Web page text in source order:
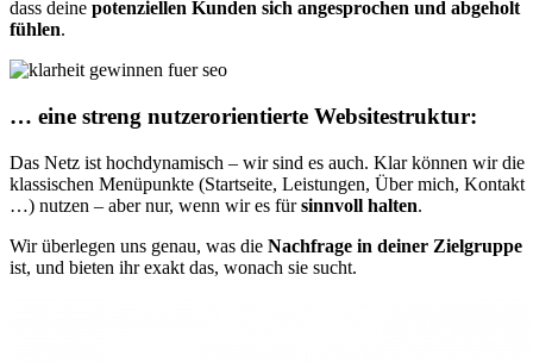
dass deine potenziellen Kunden sich angesprochen und abgeholt
fühlen.
… eine streng nutzerorientierte Websitestruktur:
Das Netz ist hochdynamisch – wir sind es auch. Klar können wir die
klassischen Menüpunkte (Startseite, Leistungen, Über mich, Kontakt
…) nutzen – aber nur, wenn wir es fürsinnvoll halten.
Wir überlegen uns genau, was die Nachfrage in deiner Zielgruppe
ist, und bieten ihr exakt das, wonach sie sucht.